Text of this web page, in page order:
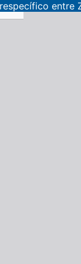
entre